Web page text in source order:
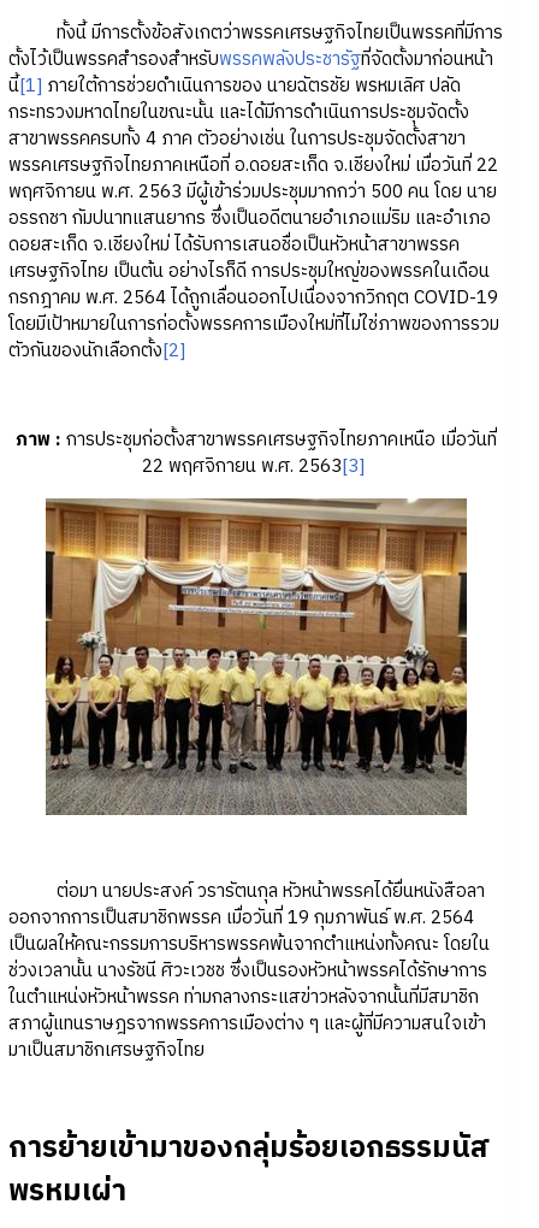
ทั้งนี้ มีการตั้งข้อสังเกตว่าพรรคเศรษฐกิจไทยเป็นพรรคที่มีการ
ตั้งไว้เป็นพรรคสำรองสำหรับพรรคพลังประชารัฐที่จัดตั้งมาก่อนหน้า
นี้[1] ภายใต้การช่วยดำเนินการของ นายฉัตรชัย พรหมเลิศ ปลัด
กระทรวงมหาดไทยในขณะนั้น และได้มีการดำเนินการประชุมจัดตั้ง
สาขาพรรคครบทั้ง 4 ภาค ตัวอย่างเช่น ในการประชุมจัดตั้งสาขา
พรรคเศรษฐกิจไทยภาคเหนือที่ อ.ดอยสะเก็ด จ.เชียงใหม่ เมื่อวันที่ 22
พฤศจิกายน พ.ศ. 2563 มีผู้เข้าร่วมประชุมมากกว่า 500 คน โดย นาย
อรรถชา กัมปนาทแสนยากร ซึ่งเป็นอดีตนายอำเภอแม่ริม และอำเภอ
ดอยสะเก็ด จ.เชียงใหม่ ได้รับการเสนอชื่อเป็นหัวหน้าสาขาพรรค
เศรษฐกิจไทย เป็นต้น อย่างไรก็ดี การประชุมใหญ่ของพรรคในเดือน
กรกฎาคม พ.ศ. 2564 ได้ถูกเลื่อนออกไปเนื่องจากวิกฤต COVID-19
โดยมีเป้าหมายในการก่อตั้งพรรคการเมืองใหม่ที่ไม่ใช่ภาพของการรวม
ตัวกันของนักเลือกตั้ง[2]
ภาพ : การประชุมก่อตั้งสาขาพรรคเศรษฐกิจไทยภาคเหนือ เมื่อวันที่
22 พฤศจิกายน พ.ศ. 2563[3]
ต่อมา นายประสงค์ วรารัตนกุล หัวหน้าพรรคได้ยื่นหนังสือลา
ออกจากการเป็นสมาชิกพรรค เมื่อวันที่ 19 กุมภาพันธ์ พ.ศ. 2564
เป็นผลให้คณะกรรมการบริหารพรรคพ้นจากตำแหน่งทั้งคณะ โดยใน
ช่วงเวลานั้น นางรัชนี ศิวะเวชช ซึ่งเป็นรองหัวหน้าพรรคได้รักษาการ
ในตำแหน่งหัวหน้าพรรค ท่ามกลางกระแสข่าวหลังจากนั้นที่มีสมาชิก
สภาผู้แทนราษฎรจากพรรคการเมืองต่าง ๆ และผู้ที่มีความสนใจเข้า
มาเป็นสมาชิกเศรษฐกิจไทย
การย้ายเข้ามาของกลุ่มร้อยเอกธรรมนัส
พรหมเผ่า